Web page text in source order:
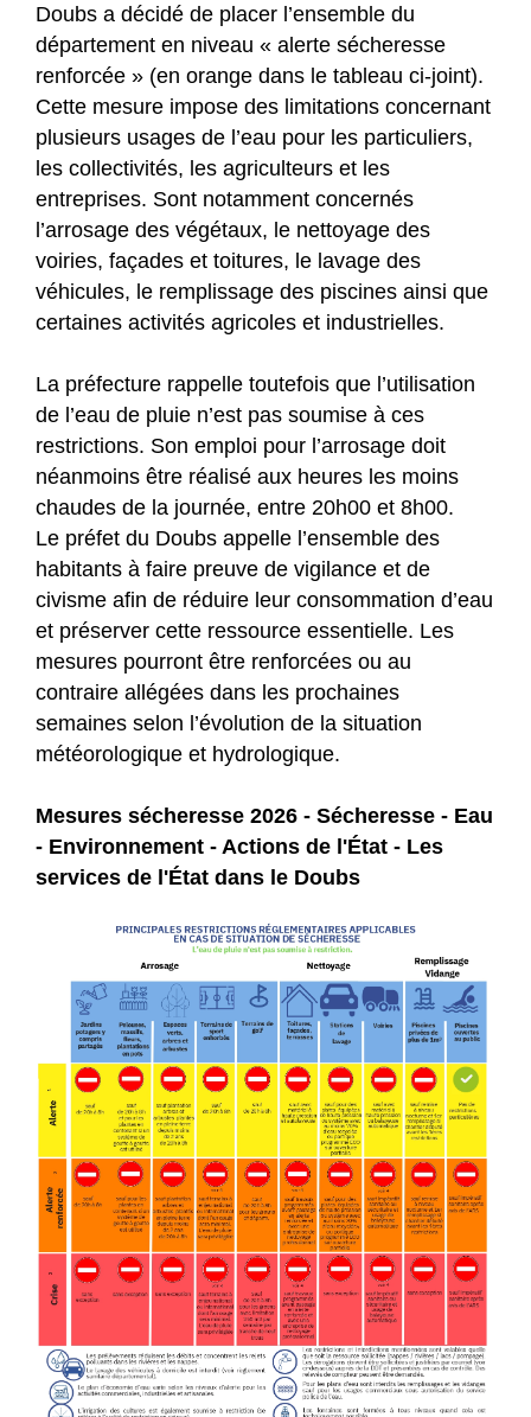
Doubs a décidé de placer l’ensemble du
département en niveau « alerte sécheresse
renforcée » (en orange dans le tableau ci-joint).
Cette mesure impose des limitations concernant
plusieurs usages de l’eau pour les particuliers,
les collectivités, les agriculteurs et les
entreprises. Sont notamment concernés
l’arrosage des végétaux, le nettoyage des
voiries, façades et toitures, le lavage des
véhicules, le remplissage des piscines ainsi que
certaines activités agricoles et industrielles.
La préfecture rappelle toutefois que l’utilisation
de l’eau de pluie n’est pas soumise à ces
restrictions. Son emploi pour l’arrosage doit
néanmoins être réalisé aux heures les moins
chaudes de la journée, entre 20h00 et 8h00.
Le préfet du Doubs appelle l’ensemble des
habitants à faire preuve de vigilance et de
civisme afin de réduire leur consommation d’eau
et préserver cette ressource essentielle. Les
mesures pourront être renforcées ou au
contraire allégées dans les prochaines
semaines selon l’évolution de la situation
météorologique et hydrologique.
Mesures sécheresse 2026 - Sécheresse - Eau
- Environnement - Actions de l'État - Les
services de l'État dans le Doubs